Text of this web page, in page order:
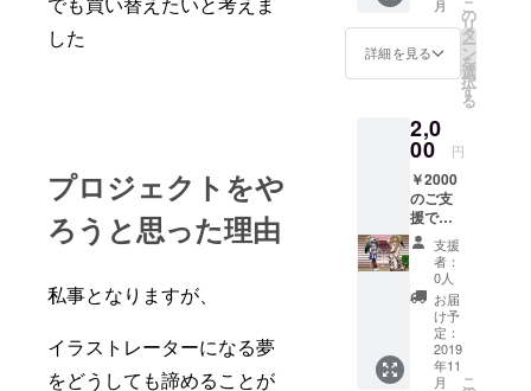
した
プロジェクトをや
ろうと思った理由
私事となりますが、
イラストレーターになる夢
をどうしても諦めることが
こちら
のリ
ターン
希望を
承るこ
とは出
来ませ
ん。 何
が送ら
れてく
るか
は、ラ
ンダム
イラス
ト（1人
組イラ
スト2つ
はデザ
インの
サンプ
ルとな
りま
縦、横
1cm～
1.5cm
程の余
白がご
ざいま
す。) ※
こちら
のリ
ターン
はイラ
ストの
内容の
希望を
月
詳細を見る
こ
の
リ
タ
ー
ン
を
選
択
す
る
2,0
00 円
￥2000
のご支
援で下
記の、
私が作
成した
イラス
ト二人
組イラ
スト3枚
と1人組
支援
者：
0人
お届
け予
定：
2019
年11
月
こ